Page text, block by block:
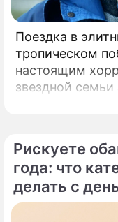
Поездка в
тропическом
настоящим
звездной
Роскошная
трагедией для
Равшаны
Рискуете
года: что
делать с